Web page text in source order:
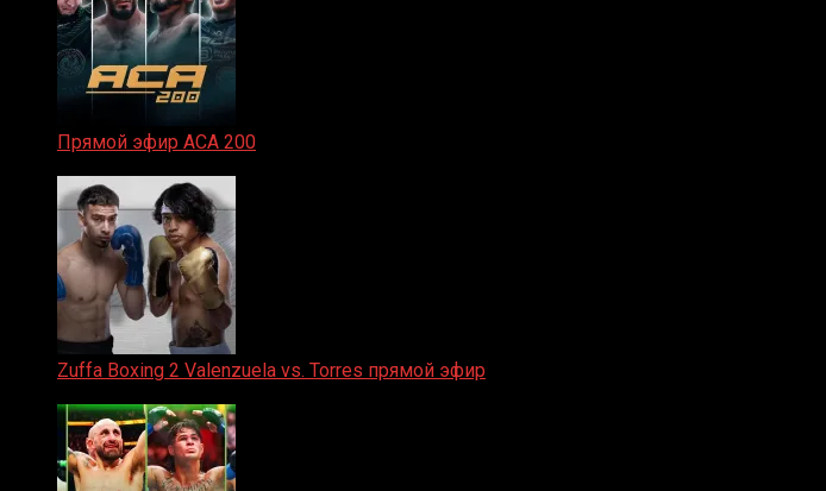
Прямой эфир ACA 200
Zuffa Boxing 2 Valenzuela vs. Torres прямой эфир